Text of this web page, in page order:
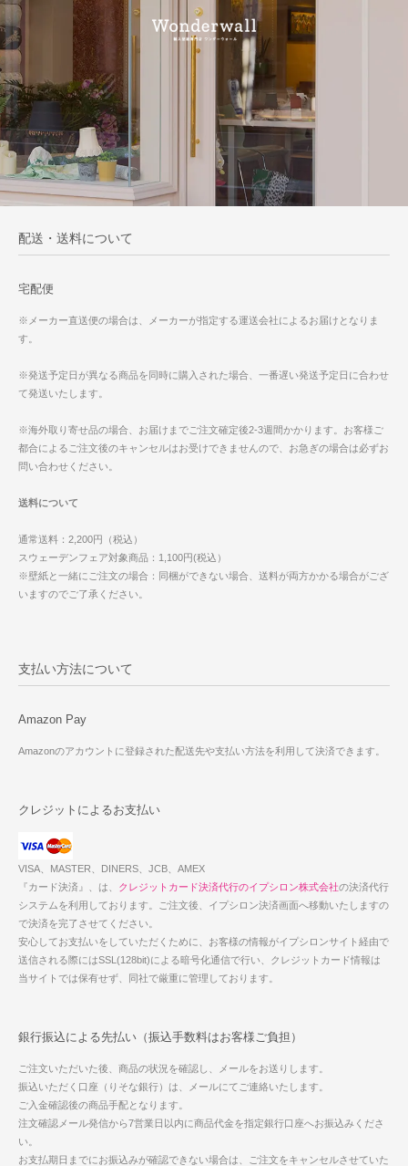
配送・送料について
宅配便
※メーカー直送便の場合は、メーカーが指定する運送会社によるお届けとなりま
す。
※発送予定日が異なる商品を同時に購入された場合、一番遅い発送予定日に合わせ
て発送いたします。
※海外取り寄せ品の場合、お届けまでご注文確定後2-3週間かかります。お客様ご
都合によるご注文後のキャンセルはお受けできませんので、お急ぎの場合は必ずお
問い合わせください。
送料について
通常送料：2,200円（税込）
スウェーデンフェア対象商品：1,100円(税込）
※壁紙と一緒にご注文の場合：同梱ができない場合、送料が両方かかる場合がござ
いますのでご了承ください。
支払い方法について
Amazon Pay
Amazonのアカウントに登録された配送先や支払い方法を利用して決済できます。
クレジットによるお支払い
VISA、MASTER、DINERS、JCB、AMEX
『カード決済』、は、 クレジットカード決済代行のイプシロン株式会社の決済代行
システムを利用しております。ご注文後、イプシロン決済画面へ移動いたしますの
で決済を完了させてください。
安心してお支払いをしていただくために、お客様の情報がイプシロンサイト経由で
送信される際にはSSL(128bit)による暗号化通信で行い、クレジットカード情報は
当サイトでは保有せず、同社で厳重に管理しております。
銀行振込による先払い（振込手数料はお客様ご負担）
ご注文いただいた後、商品の状況を確認し、メールをお送りします。
振込いただく口座（りそな銀行）は、メールにてご連絡いたします。
ご入金確認後の商品手配となります。
注文確認メール発信から7営業日以内に商品代金を指定銀行口座へお振込みくださ
い。
お支払期日までにお振込みが確認できない場合は、ご注文をキャンセルさせていた